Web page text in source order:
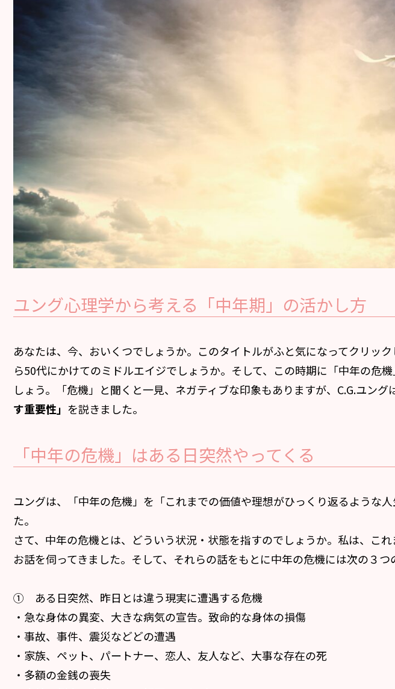
ユング心理学から考える「中年期」の活かし方
あなたは、今、おいくつでしょうか。このタイトルがふと気になってクリッ
ら50代にかけてのミドルエイジでしょうか。そして、この時期に「中年の危
しょう。「危機」と聞くと一見、ネガティブな印象もありますが、C.G.ユングは
す重要性」 を説きました。
「中年の危機」はある日突然やってくる
ユングは、「中年の危機」を「これまでの価値や理想がひっくり返るような
た。
さて、中年の危機とは、どういう状況・状態を指すのでしょうか。私は、こ
お話を伺ってきました。そして、それらの話をもとに中年の危機には次の３つ
① ある日突然、昨日とは違う現実に遭遇する危機
・急な身体の異変、大きな病気の宣告。致命的な身体の損傷
・事故、事件、震災などどの遭遇
・家族、ペット、パートナー、恋人、友人など、大事な存在の死
・多額の金銭の喪失